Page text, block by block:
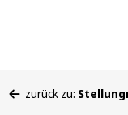
befinden
zurück zu: